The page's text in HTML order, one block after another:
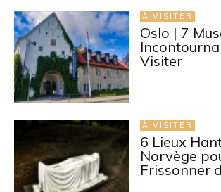
À VISITER
Oslo | 7
Visiter
À VISITER
6 Lieux
Norvège
Frissonner